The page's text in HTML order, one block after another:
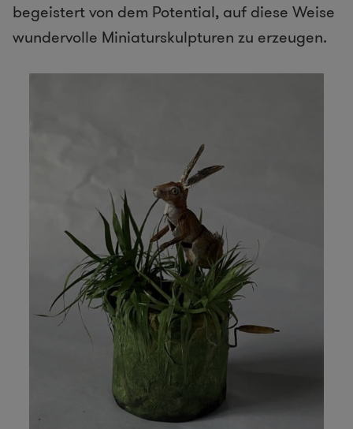
begeistert von dem Potential, auf diese Weise
wundervolle Miniaturskulpturen zu erzeugen.